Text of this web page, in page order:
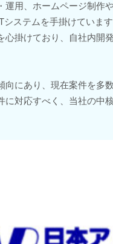
運用、ホームページ制作
システムを手掛けていま
心掛けており、自社内開
向にあり、現在案件を多
に対応すべく、当社の中